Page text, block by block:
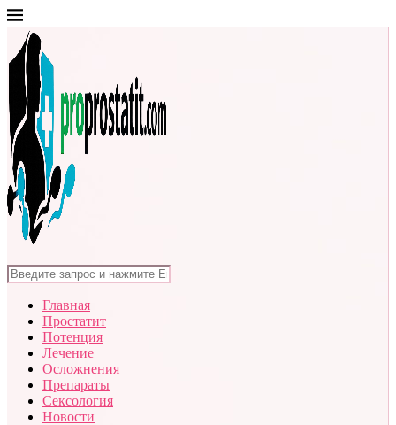
Главная
Простатит
Потенция
Лечение
Осложнения
Препараты
Сексология
Новости